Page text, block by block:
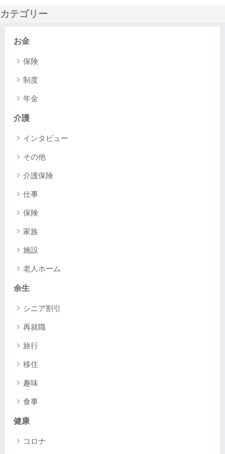
カテゴリー
お金
保険
制度
年金
介護
インタビュー
その他
介護保険
仕事
保険
家族
施設
老人ホーム
余生
シニア割引
再就職
旅行
移住
趣味
食事
健康
コロナ